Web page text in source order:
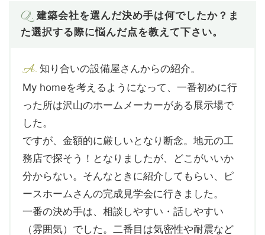
Q. 建築会社を選んだ決め手は何でしたか？ま
た選択する際に悩んだ点を教えて下さい。
A. 知り合いの設備屋さんからの紹介。
My homeを考えるようになって、一番初めに行
った所は沢山のホームメーカーがある展示場で
した。
ですが、金額的に厳しいとなり断念。地元の工
務店で探そう！となりましたが、どこがいいか
分からない。そんなときに紹介してもらい、ピ
ースホームさんの完成見学会に行きました。
一番の決め手は、相談しやすい・話しやすい
（雰囲気）でした。二番目は気密性や耐震など